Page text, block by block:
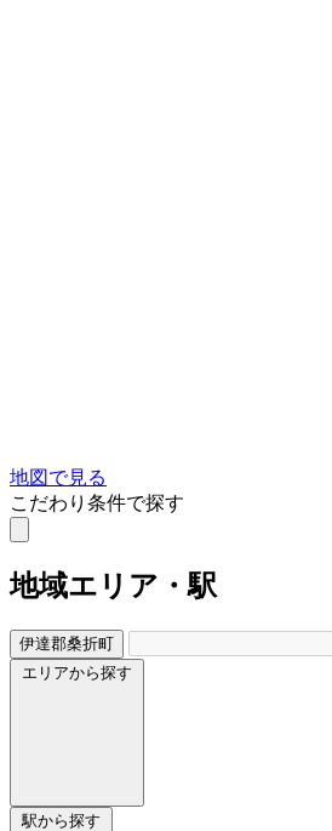
地図で見る
こだわり条件で探す
地域エリア・駅
伊達郡桑折町
エリアから探す
駅から探す